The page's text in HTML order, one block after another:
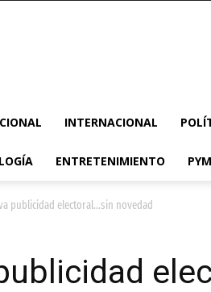
INTERNACIONAL
ENTRETENIMIENTO
publicidad electoral…sin novedad